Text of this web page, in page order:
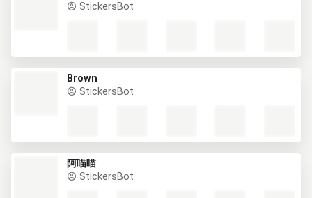
StickersBot
Brown
StickersBot
阿喵喵
StickersBot